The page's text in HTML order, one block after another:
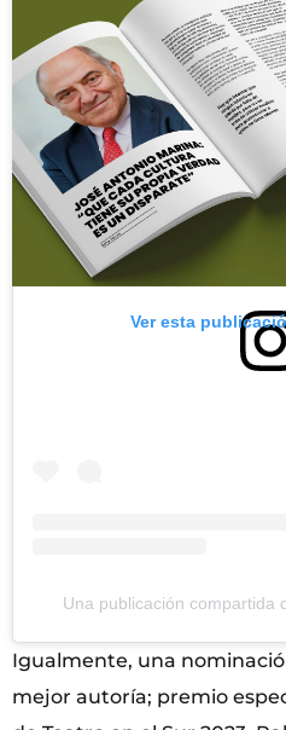
Ver esta
Una publicación compartida
Igualmente, una
mejor autoría; premio